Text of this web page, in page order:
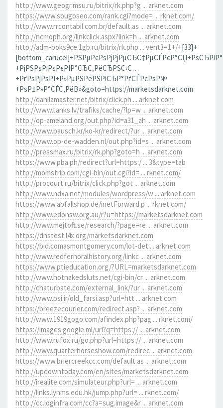
http://www.geogr.msu.ru/bitrix/rk.php?g ... arknet.com
https://www.sougoseo.com/rank.cgi?mode= ... rknet.com/
http://www.rrcontabil.com.br/default.as ... arknet.com
http://ncmoph.org/linkclick.aspx?link=h ... arknet.com
http://adm-boks9ce.1gb.ru/bitrix/rk.php ... vent3=1+/+[33]+
+РјРЅРѕРіРѕРєРІР°СЂС‚РёСЂРЅС‹С…
+РґРѕРјРѕРІ+Р»РµРЅРёРЅРіСЂР°РґСЃРєРѕР№
+РѕР±Р»Р°СЃС‚РёВ»&goto=https://marketsdarknet.com
http://danilamaster.net/bitrix/click.ph ... arknet.com
http://www.tanks.lv/trafiks/cache/?lp=w ... arknet.com
http://op-ameland.org/out.php?id=a31_ah ... arknet.com
http://www.bausch.kr/ko-kr/redirect/?ur ... arknet.com
http://www.op-de-wadden.nl/out.php?id=s ... arknet.com
http://pressmax.ru/bitrix/rk.php?goto=h ... arknet.com
https://www.pba.ph/redirect?url=https:/ ... 3&type=tab
http://momstrip.com/cgi-bin/out.cgi?id= ... rknet.com/
http://procourt.ru/bitrix/click.php?got ... arknet.com
http://www.ndxa.net/modules/wordpress/w ... arknet.com
https://www.abfallshop.de/inetForward.p ... rknet.com/
http://www.edonsw.org.au/r?u=https://marketsdarknet.com
http://www.mejtoft.se/research/?page=re ... arknet.com
https://dnstest.l4x.org/marketsdarknet.com
https://bid.comasmontgomery.com/lot-det ... arknet.com
http://www.redfernoralhistory.org/linkc ... arknet.com
https://www.ptieducation.org/?URL=marketsdarknet.com
http://www.hotnakedsluts.net/cgi-bin/cr ... arknet.com
http://chaturbate.com/external_link/?ur ... arknet.com
http://www.psi.ir/old_farsi.asp?url=htt ... arknet.com
https://breezecourier.com/redirect.asp? ... arknet.com
http://www.1919gogo.com/afindex.php?pag ... rknet.com/
https://images.google.ml/url?q=https:// ... arknet.com
http://www.rufox.ru/go.php?url=https:// ... arknet.com
http://www.quarterhorseshow.com/redirec ... arknet.com
https://www.briercreekcc.com/default.as ... arknet.com
http://updowntoday.com/en/sites/marketsdarknet.com
http://irealite.com/simulateur.php?url= ... arknet.com
http://links.lynms.edu.hk/jump.php?url= ... rknet.com/
http://cc.loginfra.com/cc?a=sug.image&r ... arknet.com